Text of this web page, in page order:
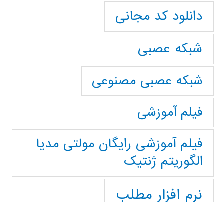
دانلود کد مجانی
شبکه عصبی
شبکه عصبی مصنوعی
فیلم آموزشی
فیلم آموزشی رایگان مولتی مدیا
الگوریتم ژنتیک
نرم افزار مطلب